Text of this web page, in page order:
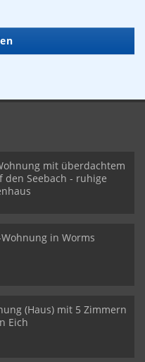
mit überdachtem
den Seebach - ruhige
in Worms
(Haus) mit 5 Zimmern
Eich